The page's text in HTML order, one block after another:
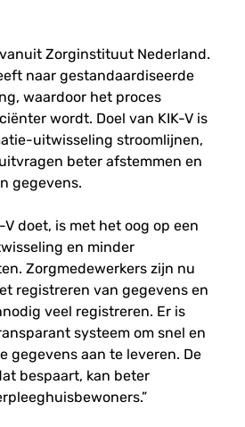
Zorginstituut Nederland.
naar gestandaardiseerde
waardoor het proces
wordt. Doel van KIK-V is
uitwisseling stroomlijnen,
beter afstemmen en
gegevens.
V doet, is met het oog op een
en minder
Zorgmedewerkers zijn nu
registreren van gegevens en
veel registreren. Er is
systeem om snel en
gegevens aan te leveren. De
bespaart, kan beter